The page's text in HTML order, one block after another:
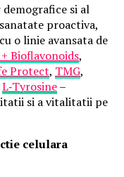
si al
proactiva,
o linie avansata de
Bioflavonoids,
Protect, TMG,
L‑Tyrosine–
si a vitalitatii pe
celulara